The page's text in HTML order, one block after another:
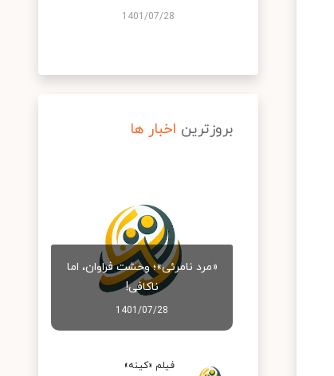
1401/07/28
بروزترین اخبار ها
«مرد نامرئی»؛ وحشت فراوان، اما
ناکافی!
1401/07/28
فیلم «کینه»